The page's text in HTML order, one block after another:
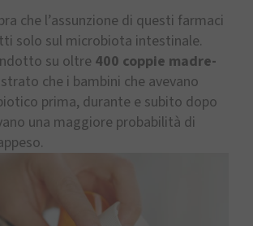
che l’assunzione di questi farmaci
solo sul microbiota intestinale.
su oltre 400 coppie madre-
che i bambini che avevano
prima, durante e subito dopo
una maggiore probabilità di